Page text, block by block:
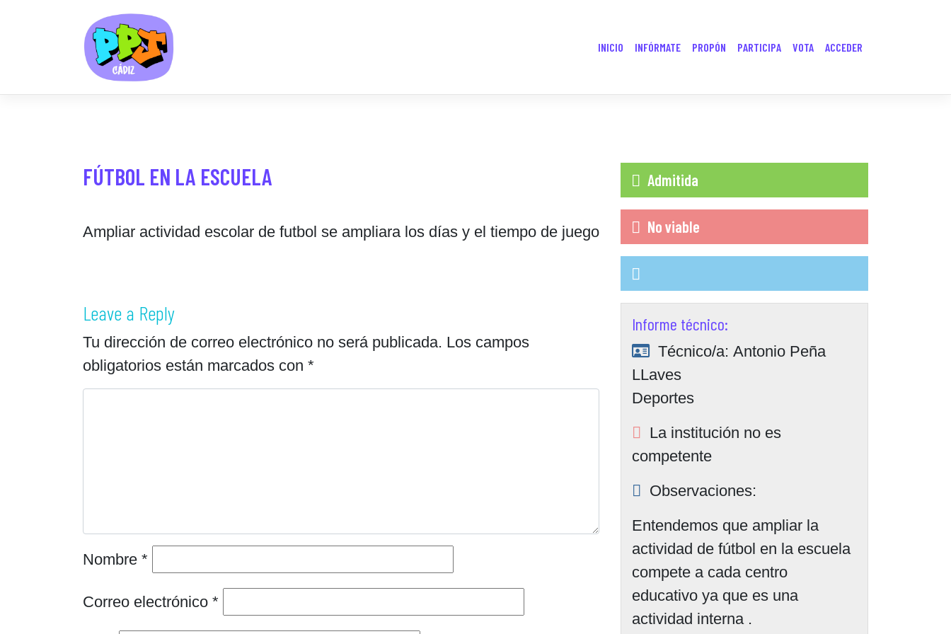
INICIO INFÓRMATE PROPÓN PARTICIPA VOTA ACCEDER
FÚTBOL EN LA ESCUELA
Ampliar actividad escolar de futbol se ampliara los días y el tiempo de juego
Leave a Reply
Tu dirección de correo electrónico no será publicada. Los campos
obligatorios están marcados con *
Nombre *
Correo electrónico *
Admitida
No viable
Informe técnico:
Técnico/a: Antonio Peña
LLaves
Deportes
La institución no es
competente
Observaciones:
Entendemos que ampliar la
actividad de fútbol en la escuela
compete a cada centro
educativo ya que es una
actividad interna .